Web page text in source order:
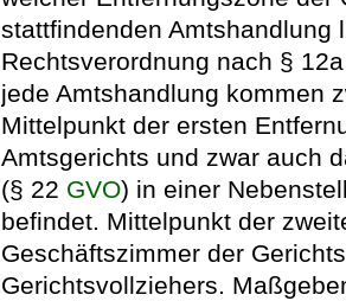
stattfindenden Amtshandlung
Rechtsverordnung nach §
jede Amtshandlung kommen
Mittelpunkt der ersten
Amtsgerichts und zwar auch
(§ 22 GVO) in einer
befindet. Mittelpunkt der
Geschäftszimmer der
Gerichtsvollziehers.